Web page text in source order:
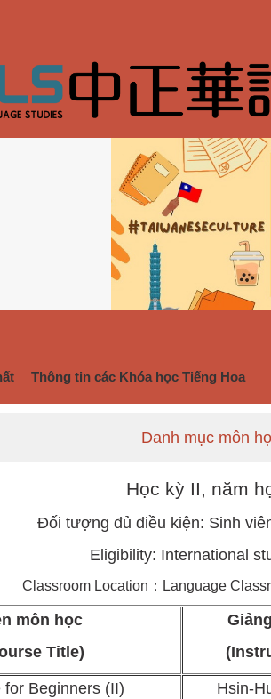
Thông tin các Khóa học Tiếng Hoa
Danh mục môn
Học kỳ II, năm
Đối tượng đủ điều kiện: Sinh
Eligibility: International
Classroom Location：Language
môn học
Title)
for Beginners (II) Hsin-